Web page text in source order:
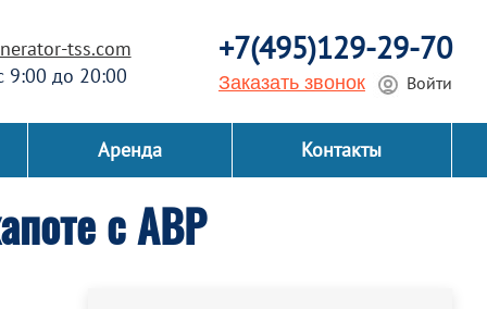
tss.com
9:00 до 20:00
+7(495)129-29-70
Заказать звонок Войти
Аренда Контакты
с АВР